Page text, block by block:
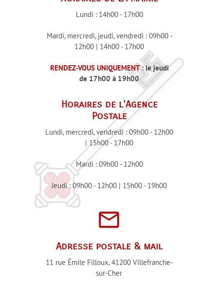
Lundi : 14h00 - 17h00
Mardi, mercredi, jeudi, vendredi : 09h00 -
12h00 | 14h00 - 17h00
RENDEZ-VOUSUNIQUEMENT: le jeudi
de 17h00 à 19h00
Horaires de l'Agence
Postale
Lundi, mercredi, vendredi : 09h00 - 12h00
| 15h00 - 17h00
Mardi : 09h00 - 12h00
Jeudi : 09h00 - 12h00 | 15h00 - 19h00
mail_outline
Adresse postale & mail
11 rue Émile Filloux, 41200 Villefranche-
sur-Cher